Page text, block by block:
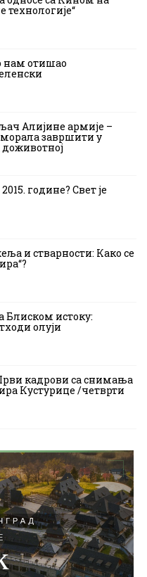
технологије“
нам отишао
Алијине армије –
завршити у
године? Свет је
и стварности: Како се
Блиском истоку:
олуји
кадрови са снимања
Кустурице /четврти